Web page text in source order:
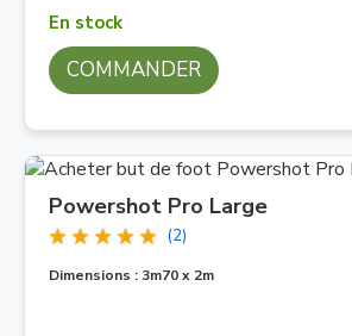
En stock
COMMANDER
Powershot Pro Large
(2)
Dimensions : 3m70 x 2m